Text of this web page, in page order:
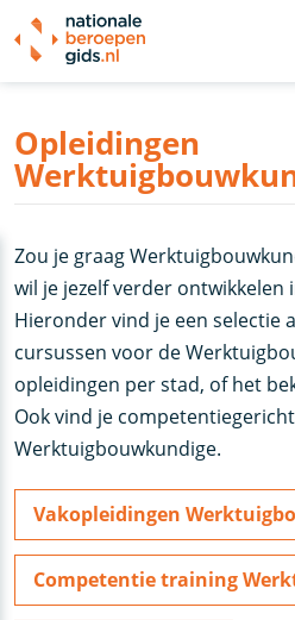
Opleidingen
Zou je graag
wil je jezelf verder ontwikkelen
Hieronder vind je een selectie
cursussen voor de
opleidingen per stad, of het
Ook vind je
Werktuigbouwkundige.
Vakopleidingen
Competentie training